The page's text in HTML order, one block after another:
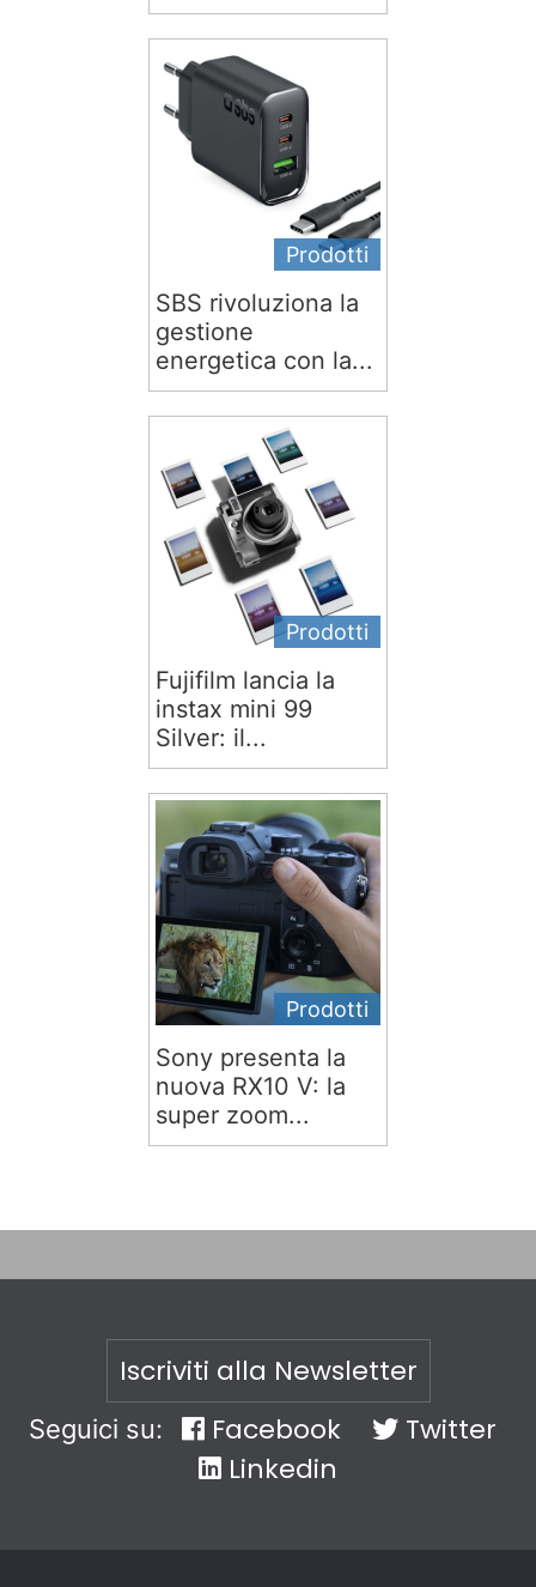
Prodotti
SBS rivoluziona la
gestione
energetica con la...
Prodotti
Fujifilm lancia la
instax mini 99
Silver: il...
Prodotti
Sony presenta la
nuova RX10 V: la
super zoom...
Iscriviti alla Newsletter
Seguici su: Facebook
Twitter
Linkedin